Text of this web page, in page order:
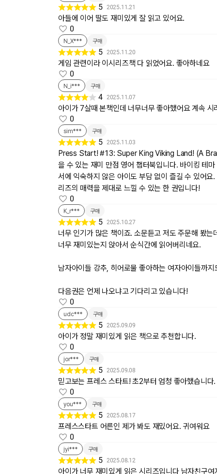
5 2025.11.21
아들에 이어 딸도 재미있게 잘 읽고 있어요.
0
N_X*** 구매
5 2025.11.20
게임 관련이라 이시리즈책 다 읽었어요. 좋아하네요
0
N_i*** 구매
4 2025.11.07
아이가 7살때 본책인데 너무너무 좋아했어요 계속
0
sim*** 구매
5 2025.11.03
Press Start! #13: Super King Viking Land! (A
을 수 있는 재미 만점 영어 챕터북입니다. 바이킹 테
서에 익숙하지 않은 아이도 부담 없이 즐길 수 있어
리즈의 매력을 제대로 느낄 수 있는 한 권입니다!
0
K_r*** 구매
5 2025.10.27
너무 인기가 많은 책이죠. 소문듣고 저도 주문해 봤는
너무 재미있는지 앉아서 순식간에 읽어버리네요.
남자아이들 강추, 히어로물 좋아하는 여자아이들까
다음권은 언제 나오냐고 기다리고 있습니다!
0
udc*** 구매
5 2025.09.09
아이가 정말 재미있게 읽은 책으로 추천합니다.
0
jor*** 구매
5 2025.09.08
믿고보는 프레스 스타트! 초2부터 엄청 좋아했습니
0
you*** 구매
5 2025.08.17
프레스스타트 어른인 제가 봐도 재밌어요. 귀여워요
0
jyi*** 구매
5 2025.08.12
아이가 너무 재미있게 읽은 시리즈입니다 남자친구